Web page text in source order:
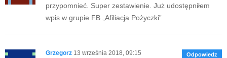
przypomnieć. Super zestawienie. Już udostępniłem
wpis w grupie FB „Afiliacja Pożyczki”
Grzegorz 13 września 2018, 09:15 Odpowiedz